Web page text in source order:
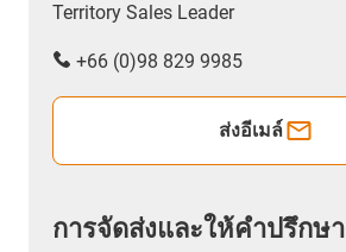
Territory Sales Leader
+66 (0)98 829 9985
ส่งอีเมล์
การจัดส่งและให้คำปรึกษา